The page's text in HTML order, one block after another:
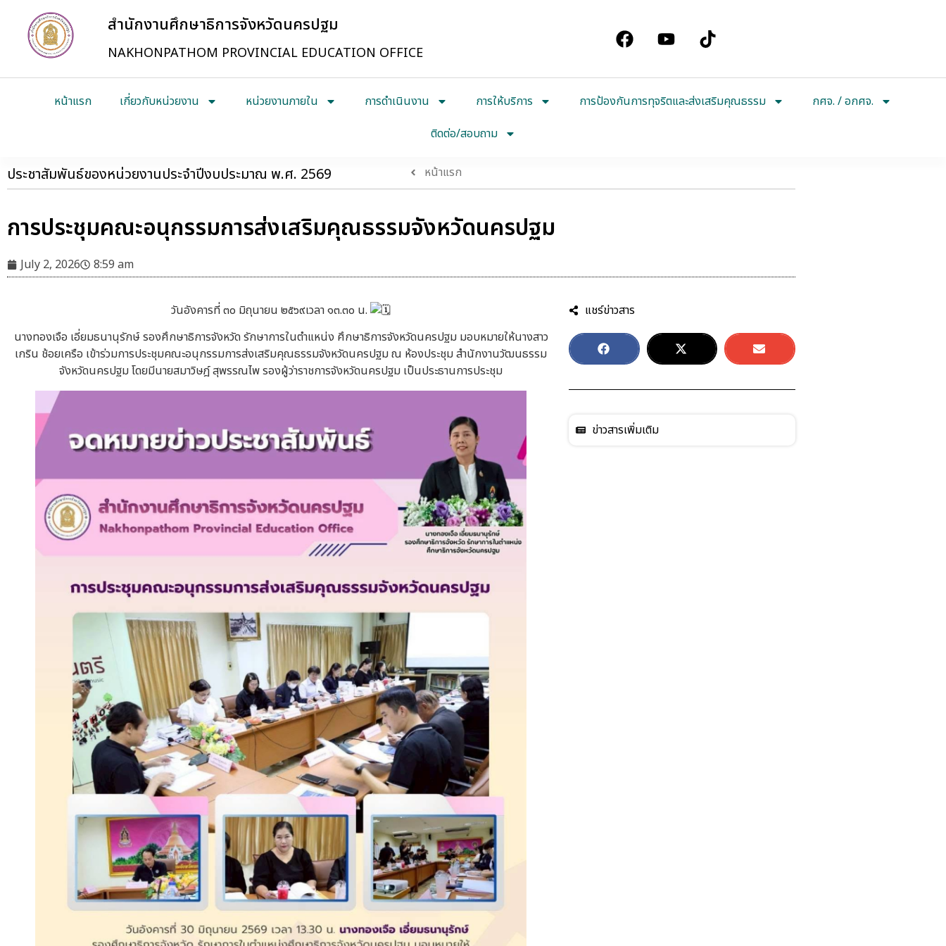
สำนักงานศึกษาธิการจังหวัดนครปฐม
NAKHONPATHOM PROVINCIAL EDUCATION OFFICE
หน้าแรก เกี่ยวกับหน่วยงาน หน่วยงานภายใน การดำเนินงาน การให้บริการ การป้องกันการทุจริตและส่งเสริมคุณธรรม
กศจ. / อกศจ.
ติดต่อ/สอบถาม
ประชาสัมพันธ์ของหน่วยงานประจำปีงบประมาณ พ.ศ. 2569 หน้าแรก
การประชุมคณะอนุกรรมการส่งเสริมคุณธรรมจังหวัดนครปฐม
July 2, 2026 8:59 am
วันอังคารที่ ๓๐ มิถุนายน ๒๕๖๙เวลา ๑๓.๓๐ น.
นางทองเจือ เอี่ยมธนานุรักษ์ รองศึกษาธิการจังหวัด รักษาการในตำแหน่ง ศึกษาธิการจังหวัดนครปฐม มอบหมายให้นางสาว
เกริน ช้อยเครือ เข้าร่วมการประชุมคณะอนุกรรมการส่งเสริมคุณธรรมจังหวัดนครปฐม ณ ห้องประชุม สำนักงานวัฒนธรรม
จังหวัดนครปฐม โดยมีนายสมาวิษฎ์ สุพรรณไพ รองผู้ว่าราชการจังหวัดนครปฐม เป็นประธานการประชุม
แชร์ข่าวสาร
ข่าวสารเพิ่มเติม